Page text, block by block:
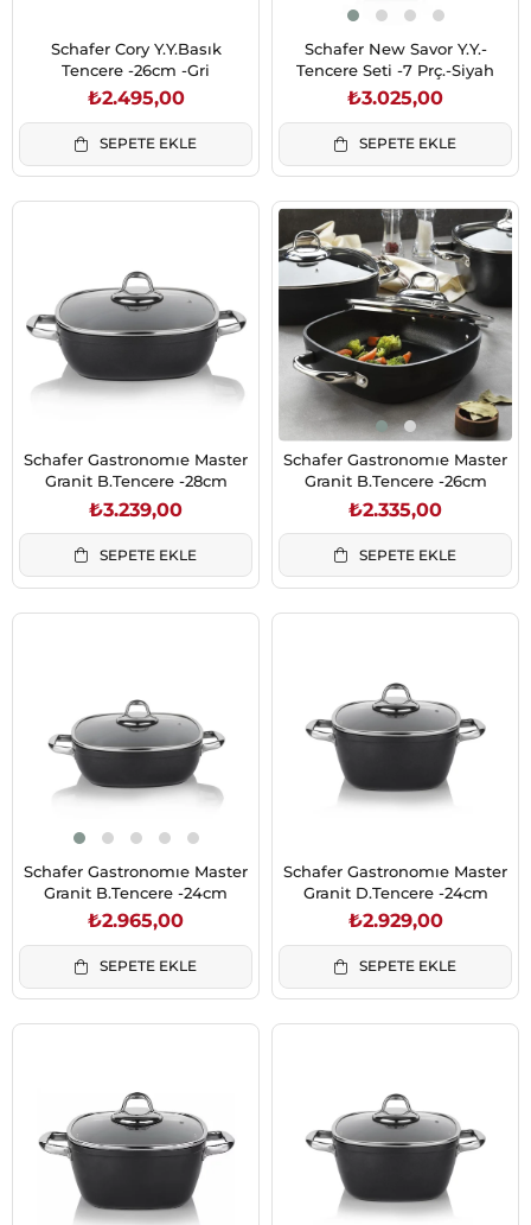
Schafer Cory Y.Y.Basık
Tencere -26cm -Gri
₺2.495,00
SEPETE EKLE
Schafer New Savor Y.Y.-
Tencere Seti -7 Prç.-Siyah
₺3.025,00
SEPETE EKLE
Schafer Gastronomıe Master
Granit B.Tencere -28cm
₺3.239,00
SEPETE EKLE
Schafer Gastronomıe Master
Granit B.Tencere -26cm
₺2.335,00
SEPETE EKLE
Schafer Gastronomıe Master
Granit B.Tencere -24cm
₺2.965,00
SEPETE EKLE
Schafer Gastronomıe Master
Granit D.Tencere -24cm
₺2.929,00
SEPETE EKLE